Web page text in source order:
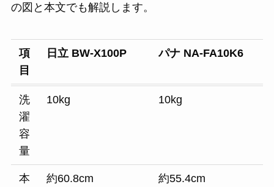
の図と本文でも解説します。
項
目
日立 BW-X100P パナ NA-FA10K6
洗
濯
容
量
10kg 10kg
本
約60.8cm 約55.4cm